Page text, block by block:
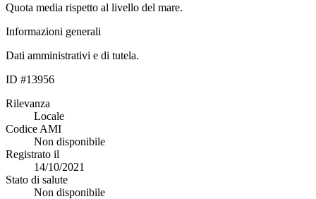
Quota media rispetto al livello del mare.
Informazioni generali
Dati amministrativi e di tutela.
ID #13956
Rilevanza
Locale
Codice AMI
Non disponibile
Registrato il
14/10/2021
Stato di salute
Non disponibile